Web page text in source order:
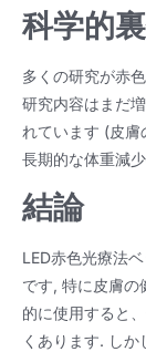
科学的
多くの研究が赤
研究内容はまだ
れています (皮
長期的な体重減
結論
LED赤色光療法
です, 特に皮膚の
的に使用すると
くあります. し